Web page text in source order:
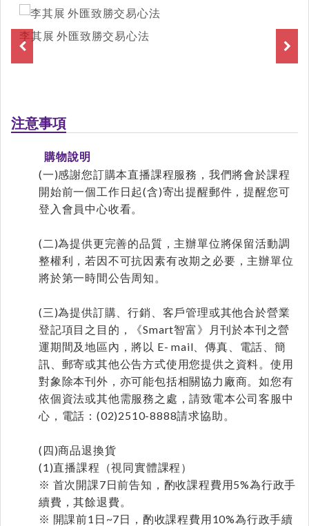
李其展 外匯致勝交易心法
注意事項
購物說明
(一)感謝您訂購本直播課程服務，我們將會於課程
開始前一個工作日起(含)寄出提醒郵件，提醒您可
登入會員中心收看。
(二)為提供更完善的品質，主辦單位將保留活動調
整權利，若因不可抗因素有改期之必要，主辦單位
將於第一時間公告周知。
(三)為提供訂購、行銷、客戶管理或其他合於營業
登記項目之目的，《Smart智富》月刊於本刊之營
運期間及地區內，將以 E- mail、傳真、電話、簡
訊、郵寄或其他公告方式使用您提供之資料。使用
對象除本刊外，亦可能包括相關協力廠商。如您有
依個資法或其他需服務之處，請致電本公司客服中
心，電話：(02)2510-8888請求協助。
(四)商品退換貨
(1)直播課程（視同實體課程）
※ 首次開課7日前告知，酌收課程費用5%為行政手
續費，其餘退費。
※ 開課前1日~7日，酌收課程費用10%為行政手續